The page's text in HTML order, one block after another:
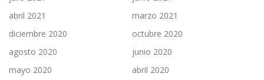
abril 2021
marzo 2021
diciembre 2020
octubre 2020
agosto 2020
junio 2020
mayo 2020
abril 2020